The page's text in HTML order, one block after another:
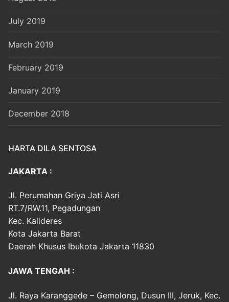
July 2019
March 2019
February 2019
January 2019
December 2018
HARTA DILA SENTOSA
JAKARTA :
Jl. Perumahan Griya Jati Asri
RT.7/RW.11, Pegadungan
Kec. Kalideres
Kota Jakarta Barat
Daerah Khusus Ibukota Jakarta 11830
JAWA TENGAH :
Jl. Raya Karanggede – Gemolong, Dusun III, Jeruk, Kec.